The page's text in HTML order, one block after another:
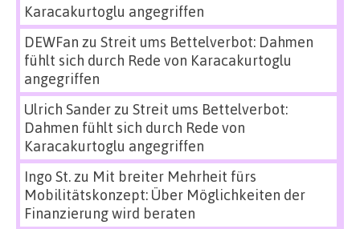
Karacakurtoglu angegriffen
DEWFan zu Streit ums Bettelverbot: Dahmen
fühlt sich durch Rede von Karacakurtoglu
angegriffen
Ulrich Sanderzu Streit ums Bettelverbot:
Dahmen fühlt sich durch Rede von
Karacakurtoglu angegriffen
Ingo St.zu Mit breiter Mehrheit fürs
Mobilitätskonzept: Über Möglichkeiten der
Finanzierung wird beraten